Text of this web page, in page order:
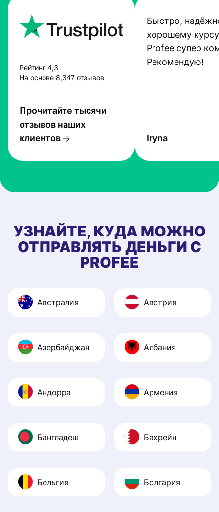
Рейтинг 4,3
На основе 8,347 отзывов
Прочитайте тысячи
отзывов наших
клиентов
Быстро,
хорошему
Profee супер
Рекомендую!
Iryna
УЗНАЙТЕ, КУДА МОЖНО
ОТПРАВЛЯТЬ ДЕНЬГИ С
PROFEE
Австралия Австрия
Азербайджан Албания
Андорра Армения
Бангладеш Бахрейн
Бельгия Болгария